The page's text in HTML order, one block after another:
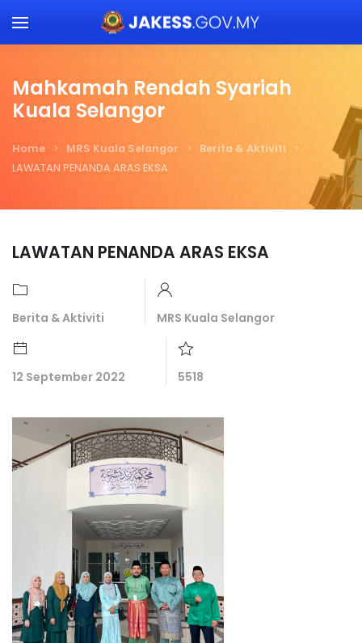
Skip to main content
Mahkamah Rendah Syariah
Kuala Selangor
Home MRS Kuala Selangor
Berita & Aktiviti
LAWATAN PENANDA ARAS EKSA
LAWATAN PENANDA ARAS EKSA
Berita & Aktiviti MRS Kuala Selangor
12 September 2022 5518